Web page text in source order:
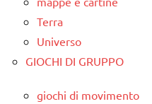
Terra
Universo
GIOCHI DI GRUPPO
giochi di movimento